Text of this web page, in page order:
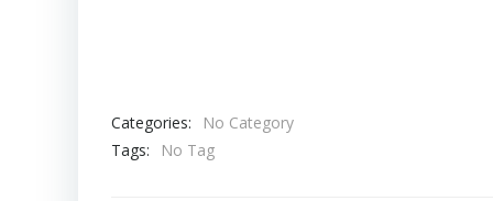
Categories:
No Category
Tags:
No Tag